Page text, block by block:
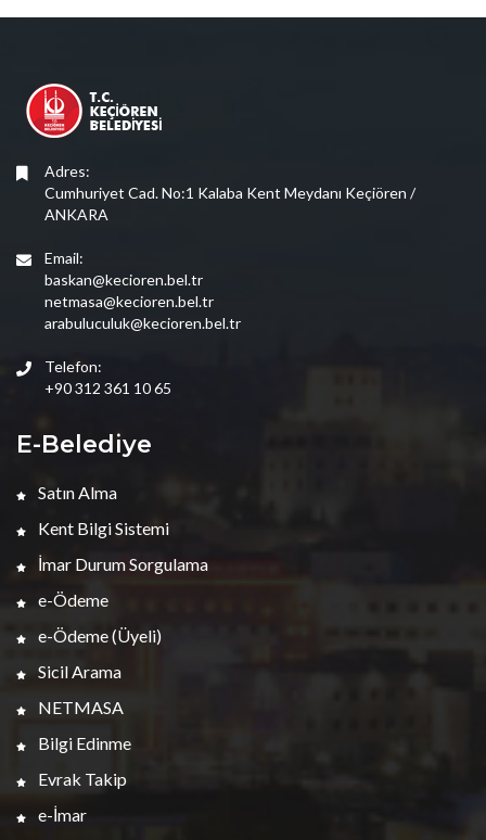
Adres:
Cumhuriyet Cad. No:1 Kalaba Kent Meydanı Keçiören /
ANKARA
Email:
baskan@kecioren.bel.tr
netmasa@kecioren.bel.tr
arabuluculuk@kecioren.bel.tr
Telefon:
+90 312 361 10 65
E-Belediye
Satın Alma
Kent Bilgi Sistemi
İmar Durum Sorgulama
e-Ödeme
e-Ödeme (Üyeli)
Sicil Arama
NETMASA
Bilgi Edinme
Evrak Takip
e-İmar